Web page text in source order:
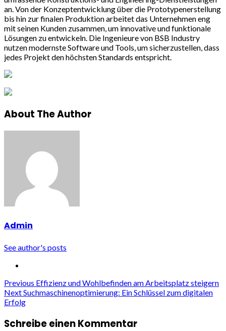
an. Von der Konzeptentwicklung über die Prototypenerstellung
bis hin zur finalen Produktion arbeitet das Unternehmen eng
mit seinen Kunden zusammen, um innovative und funktionale
Lösungen zu entwickeln. Die Ingenieure von BSB Industry
nutzen modernste Software und Tools, um sicherzustellen, dass
jedes Projekt den höchsten Standards entspricht.
About The Author
Admin
See author's posts
Continue
Reading
Previous Effizienz und Wohlbefinden am Arbeitsplatz steigern
NextSuchmaschinenoptimierung: Ein Schlüssel zum digitalen
Erfolg
Schreibe einen Kommentar